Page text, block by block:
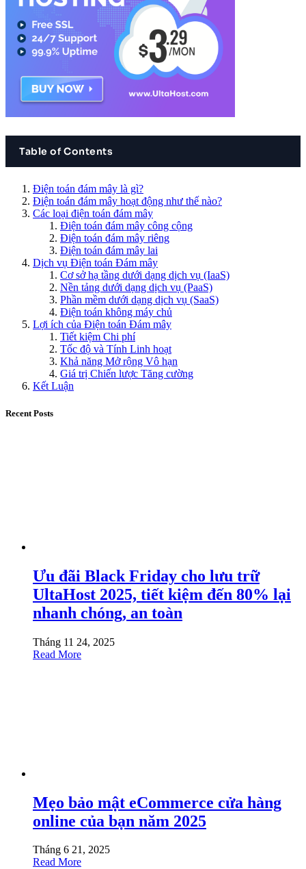
Table of Contents
Điện toán đám mây là gì?
Điện toán đám mây hoạt động như thế nào?
Các loại điện toán đám mây
Điện toán đám mây công cộng
Điện toán đám mây riêng
Điện toán đám mây lai
Dịch vụ Điện toán Đám mây
Cơ sở hạ tầng dưới dạng dịch vụ (IaaS)
Nền tảng dưới dạng dịch vụ (PaaS)
Phần mềm dưới dạng dịch vụ (SaaS)
Điện toán không máy chủ
Lợi ích của Điện toán Đám mây
Tiết kiệm Chi phí
Tốc độ và Tính Linh hoạt
Khả năng Mở rộng Vô hạn
Giá trị Chiến lược Tăng cường
Kết Luận
Recent Posts
Ưu đãi Black Friday cho lưu trữ
UltaHost 2025, tiết kiệm đến 80% lại
nhanh chóng, an toàn
Tháng 11 24, 2025
Read More
Mẹo bảo mật eCommerce cửa hàng
online của bạn năm 2025
Tháng 6 21, 2025
Read More